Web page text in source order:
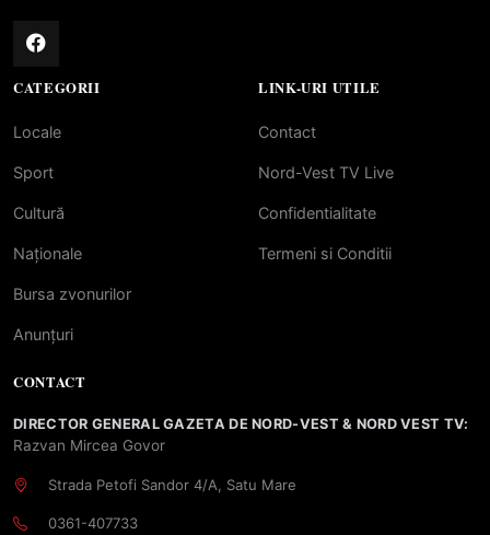
CATEGORII
Locale
Sport
Cultură
Naționale
Bursa zvonurilor
Anunțuri
LINK-URI UTILE
Contact
Nord-Vest TV Live
Confidentialitate
Termeni si Conditii
CONTACT
DIRECTOR GENERAL GAZETA DE NORD-VEST & NORD VEST TV:
Razvan Mircea Govor
Strada Petofi Sandor 4/A, Satu Mare
0361-407733